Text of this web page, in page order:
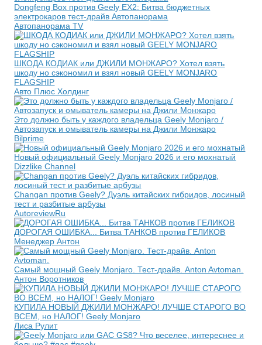
Dongfeng Box против Geely EX2: Битва бюджетных
электрокаров тест-драйв Автопанорама
Автопанорама TV
ШКОДА КОДИАК или ДЖИЛИ МОНЖАРО? Хотел взять
шкоду но сэкономил и взял новый GEELY MONJARO
FLAGSHIP
Авто Плюс Холдинг
Это должно быть у каждого владельца Geely Monjaro /
Автозапуск и омыватель камеры на Джили Монжаро
Bilprime
Новый официальный Geely Monjaro 2026 и его мохнатый
Dizzlike Channel
Changan против Geely? Дуэль китайских гибридов, лосиный
тест и разбитые арбузы
AutoreviewRu
ДОРОГАЯ ОШИБКА... Битва ТАНКОВ против ГЕЛИКОВ
Менеджер Антон
Самый мощный Geely Monjaro. Тест-драйв. Anton Avtoman.
Антон Воротников
КУПИЛА НОВЫЙ ДЖИЛИ МОНЖАРО! ЛУЧШЕ СТАРОГО ВО
ВСЕМ, но НАЛОГ! Geely Monjaro
Лиса Рулит